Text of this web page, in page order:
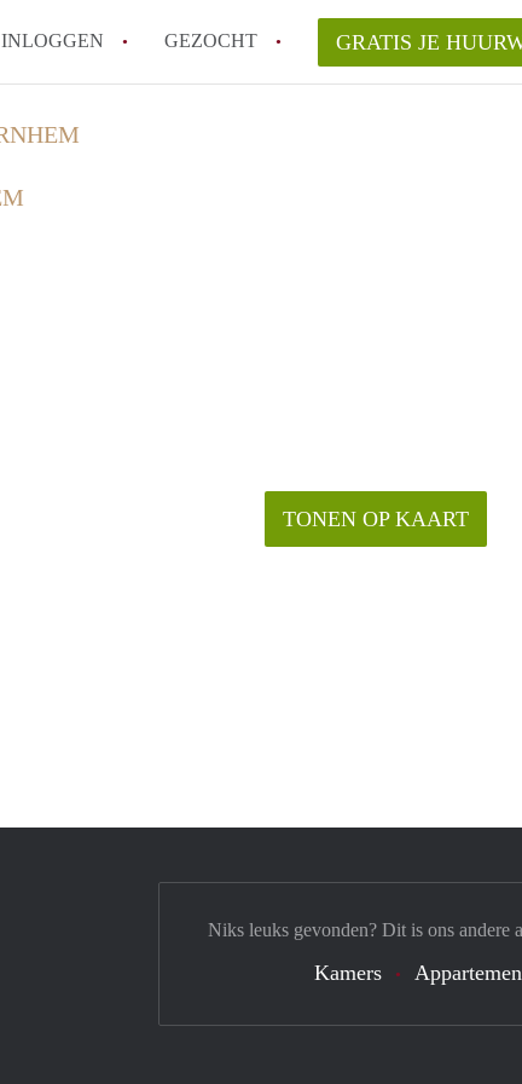
INLOGGEN GEZOCHT GRATIS JE
TONEN OP KAART
Niks leuks gevonden? Dit is ons andere
Kamers